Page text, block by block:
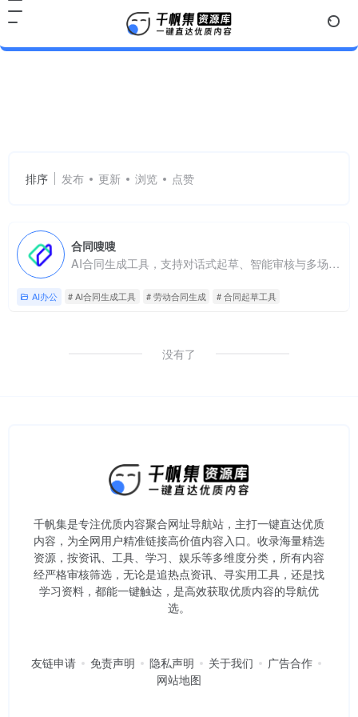
排序 发布 更新 浏览 点赞
合同嗖嗖
AI合同生成工具，支持对话式起草、智能审核与多场景适配
AI办公 # AI合同生成工具 # 劳动合同生成 # 合同起草工具
没有了
千帆集是专注优质内容聚合网址导航站，主打一键直达优质
内容，为全网用户精准链接高价值内容入口。​收录海量精选
资源，按资讯、工具、学习、娱乐等多维度分类，所有内容
经严格审核筛选，无论是追热点资讯、寻实用工具，还是找
学习资料，都能一键触达，是高效获取优质内容的导航优
选。
友链申请 免责声明 隐私声明 关于我们
广告合作
网站地图